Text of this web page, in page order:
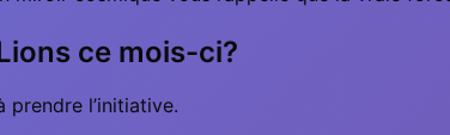
ce mois-ci?
l’initiative.